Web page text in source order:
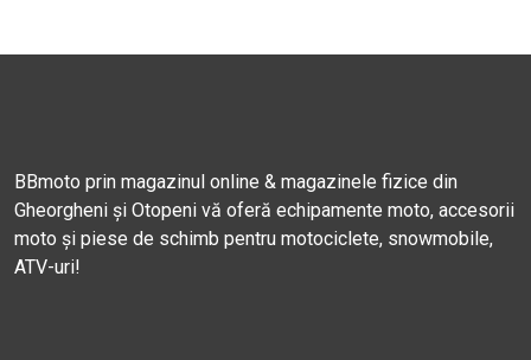
BBmoto prin magazinul online & magazinele fizice din
Gheorgheni și Otopeni vă oferă echipamente moto, accesorii
moto și piese de schimb pentru motociclete, snowmobile,
ATV-uri!